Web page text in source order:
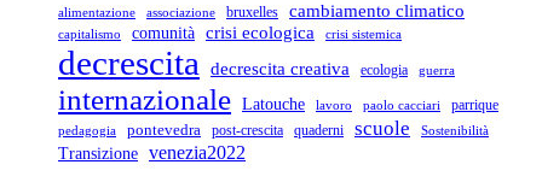
alimentazione associazione bruxelles cambiamento climatico
capitalismo comunità crisi ecologica crisi sistemica
decrescita decrescita creativa ecologia guerra
internazionale Latouche lavoro paolo cacciari parrique
pedagogia pontevedra post-crescita quaderni scuole Sostenibilità
Transizione venezia2022